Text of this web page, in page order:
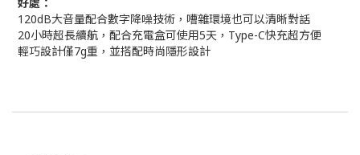
120dB大音量配合數字降噪技術，嘈雜環境也可以清晰對話
20小時超長續航，配合充電盒可使用5天，Type-C快充超方便
輕巧設計僅7g重，並搭配時尚隱形設計